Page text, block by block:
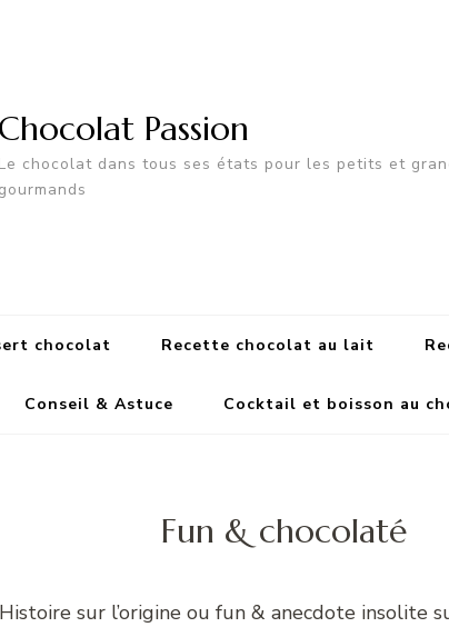
Chocolat Passion
Le chocolat dans tous ses états pour les petits et
gourmands
chocolat Recette chocolat au lait
Conseil & Astuce Cocktail et boisson au
Fun & chocolaté
Histoire sur l’origine ou fun & anecdote insolite